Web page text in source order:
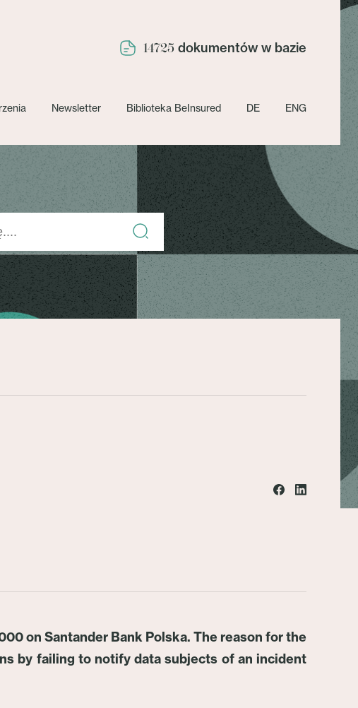
14725 dokumentów w bazie
Newsletter Biblioteka BeInsured DE ENG
on Santander Bank Polska. The reason for the
by failing to notify data subjects of an incident